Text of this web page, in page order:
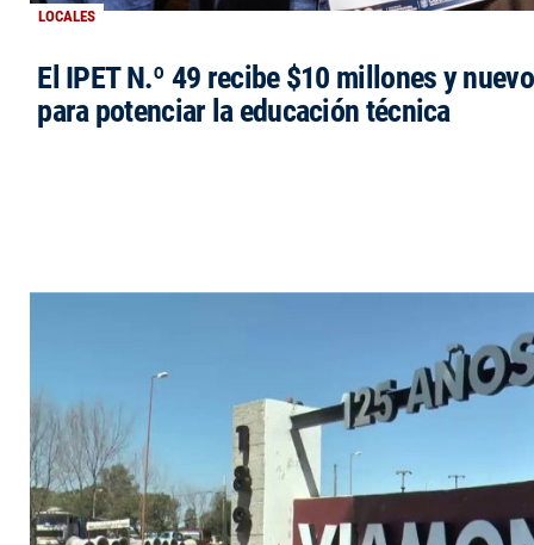
LOCALES
El IPET N.º 49 recibe $10 millones y
para potenciar la educación técnica